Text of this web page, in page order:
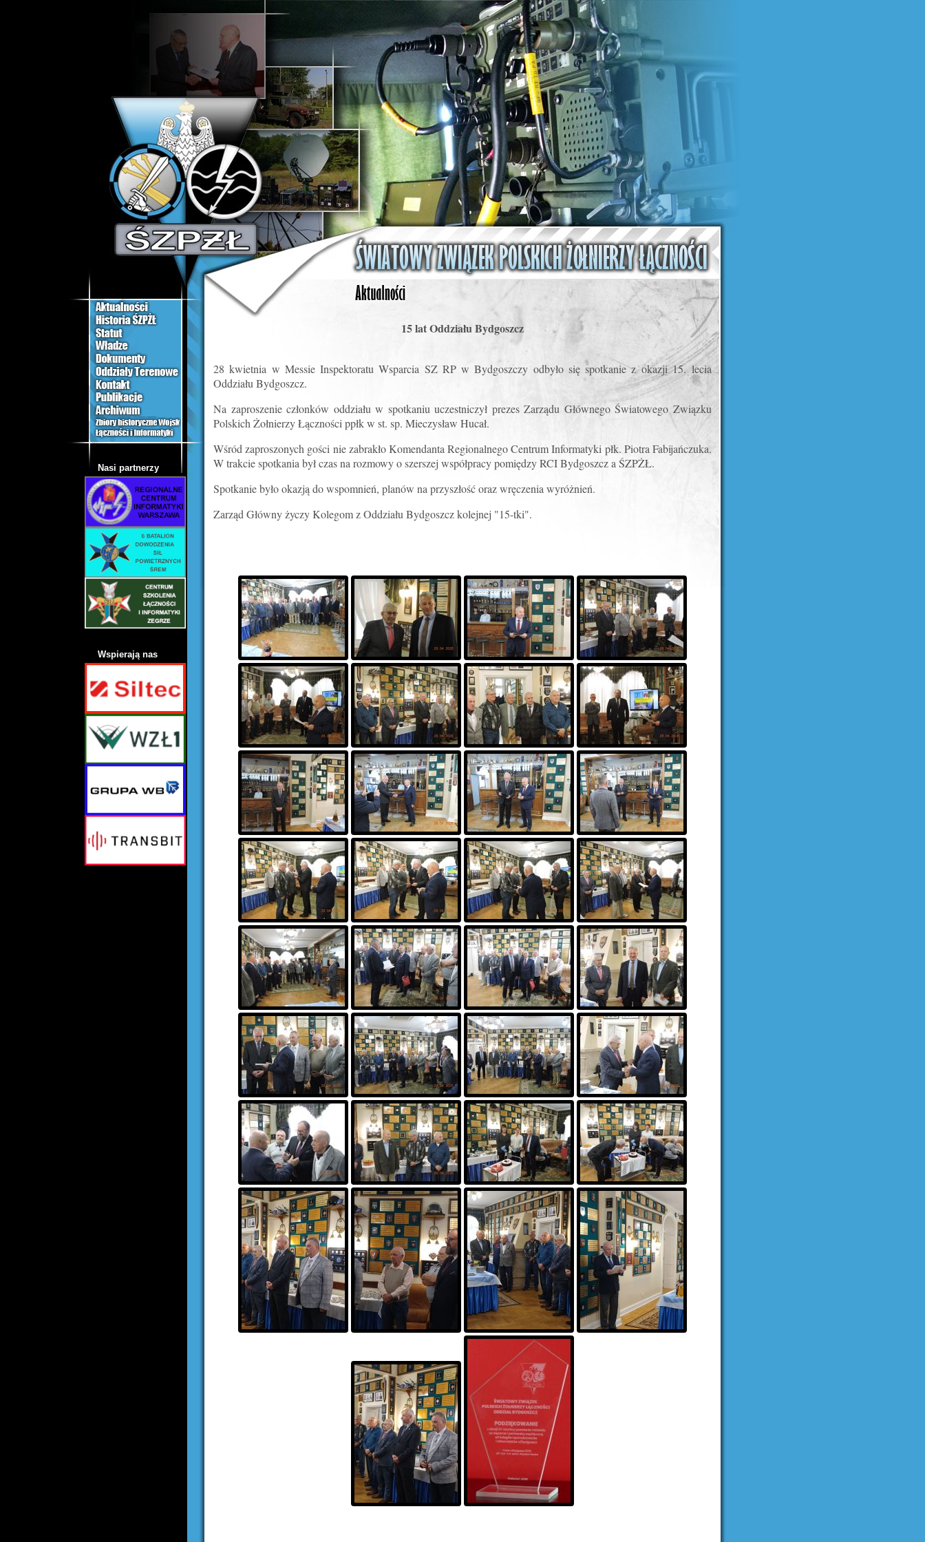
Nasi partnerzy
Wspierają nas
15 lat Oddziału Bydgoszcz
28 kwietnia w Messie Inspektoratu Wsparcia SZ RP w Bydgoszczy odbyło się spotkanie z okazji 15. lecia
Oddziału Bydgoszcz.
Na zaproszenie członków oddziału w spotkaniu uczestniczył prezes Zarządu Głównego Światowego Związku
Polskich Żołnierzy Łączności ppłk w st. sp. Mieczysław Hucał.
Wśród zaproszonych gości nie zabrakło Komendanta Regionalnego Centrum Informatyki płk. Piotra Fabijańczuka.
W trakcie spotkania był czas na rozmowy o szerszej współpracy pomiędzy RCI Bydgoszcz a ŚZPŻŁ.
Spotkanie było okazją do wspomnień, planów na przyszłość oraz wręczenia wyróżnień.
Zarząd Główny życzy Kolegom z Oddziału Bydgoszcz kolejnej "15-tki".